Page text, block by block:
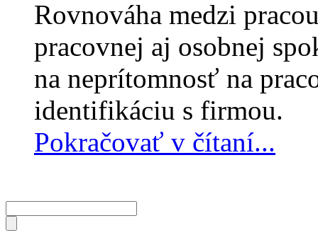
Rovnováha medzi
pracovnej aj osobnej
na neprítomnosť na
identifikáciu s firmou.
Pokračovať v čítaní...